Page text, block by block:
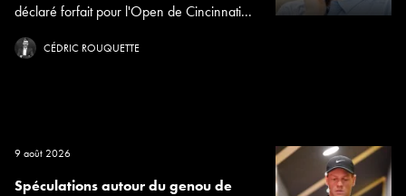
déclaré forfait pour l'Open de Cincinnati...
CÉDRIC ROUQUETTE
9 août 2026
Spéculations autour du genou de